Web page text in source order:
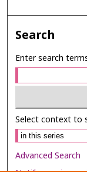
Search
Enter search
Select context to
Advanced Search